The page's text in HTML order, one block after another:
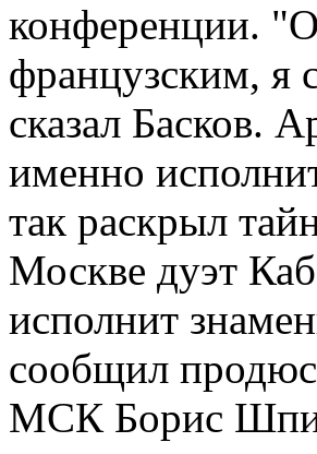
конференции.
французским, я
сказал Басков.
именно
так раскрыл
Москве дуэт
исполнит
сообщил
МСК Борис